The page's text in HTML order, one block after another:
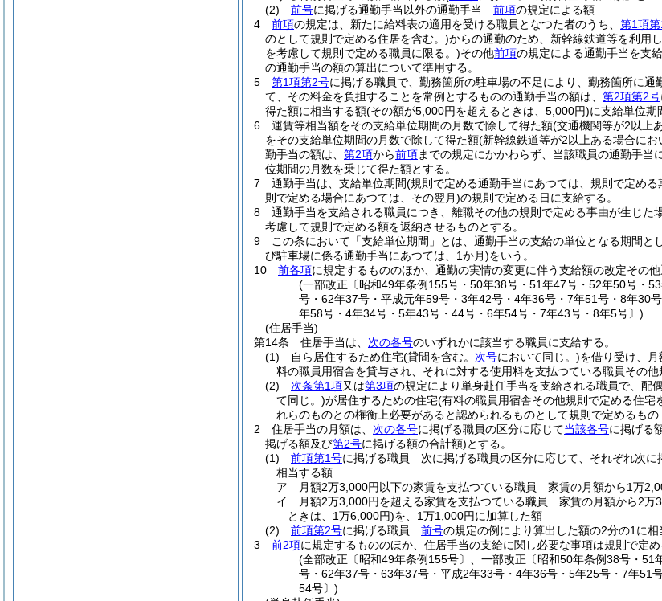
(2)
前号に掲げる通勤手当以外の通勤手当 前項の規定による額
4
前項の規定は、新たに給料表の適用を受ける職員となつた者のうち、 第1項
のとして規則で定める住居を含む。)からの通勤のため、新幹線鉄道等を利用
を考慮して規則で定める職員に限る。)その他前項の規定による通勤手当を支
の通勤手当の額の算出について準用する。
5
第1項第2号に掲げる職員で、勤務箇所の駐車場の不足により、勤務箇所に
て、その料金を負担することを常例とするものの通勤手当の額は、 第2項第2号
得た額に相当する額(その額が5,000円を超えるときは、5,000円)に支給単位期
6
運賃等相当額をその支給単位期間の月数で除して得た額(交通機関等が2以上
をその支給単位期間の月数で除して得た額(新幹線鉄道等が2以上ある場合にお
勤手当の額は、 第2項から前項までの規定にかかわらず、当該職員の通勤手
位期間の月数を乗じて得た額とする。
7
通勤手当は、支給単位期間(規則で定める通勤手当にあつては、規則で定める
則で定める場合にあつては、その翌月)の規則で定める日に支給する。
8
通勤手当を支給される職員につき、離職その他の規則で定める事由が生じ
考慮して規則で定める額を返納させるものとする。
9
この条において「支給単位期間」とは、通勤手当の支給の単位となる期間
び駐車場に係る通勤手当にあつては、1か月)をいう。
10
前各項に規定するもののほか、通勤の実情の変更に伴う支給額の改定その
(一部改正〔昭和49年条例155号・50年38号・51年47号・52年50号・
号・62年37号・平成元年59号・3年42号・4年36号・7年51号・8年30
年58号・4年34号・5年43号・44号・6年54号・7年43号・8年5号〕)
(住居手当)
第14条
住居手当は、 次の各号のいずれかに該当する職員に支給する。
(1)
自ら居住するため住宅(貸間を含む。 次号において同じ。)を借り受け、
料の職員用宿舎を貸与され、それに対する使用料を支払つている職員その
(2)
次条第1項又は第3項の規定により単身赴任手当を支給される職員で、配
て同じ。)が居住するための住宅(有料の職員用宿舎その他規則で定める住宅
れらのものとの権衡上必要があると認められるものとして規則で定めるもの
2
住居手当の月額は、 次の各号に掲げる職員の区分に応じて当該各号に掲げる
掲げる額及び第2号に掲げる額の合計額)とする。
(1)
前項第1号に掲げる職員 次に掲げる職員の区分に応じて、それぞれ次に
相当する額
ア
月額2万3,000円以下の家賃を支払つている職員 家賃の月額から1万
イ
月額2万3,000円を超える家賃を支払つている職員 家賃の月額から2万
ときは、1万6,000円)を、1万1,000円に加算した額
(2)
前項第2号に掲げる職員 前号の規定の例により算出した額の2分の1に相
3
前2項に規定するもののほか、住居手当の支給に関し必要な事項は規則で定め
(全部改正〔昭和49年条例155号〕、一部改正〔昭和50年条例38号・
号・62年37号・63年37号・平成2年33号・4年36号・5年25号・7年
54号〕)